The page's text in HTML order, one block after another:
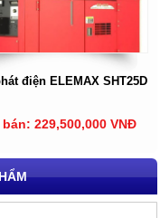
điện ELEMAX SHT25D
bán: 229,500,000 VNĐ